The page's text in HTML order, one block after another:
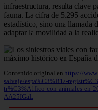
infraestructura, resulta clave
fauna. La cifra de 5.295
estadístico, sino una llamada
adaptar la movilidad a la
Contenido original en https://
salvaje/espa%C3%B1a-
tr%C3%A1fico-con-animales-en-
AA25IGaL